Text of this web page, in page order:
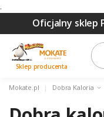
.
Oficjalny sklep
Sklep producenta
Mokate.pl | Dobra Kaloria